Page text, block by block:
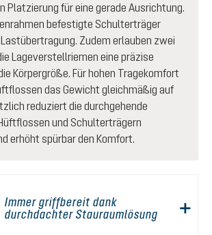
Platzierung für eine gerade Ausrichtung.
befestigte Schulterträger
Zudem erlauben zwei
Lageverstellriemen eine präzise
Körpergröße. Für hohen Tragekomfort
das Gewicht gleichmäßig auf
reduziert die durchgehende
und Schulterträgern
erhöht spürbar den Komfort.
Immer griffbereit dank
durchdachter Stauraumlösung